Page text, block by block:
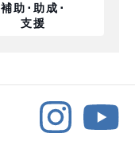
補助･助成･
支援